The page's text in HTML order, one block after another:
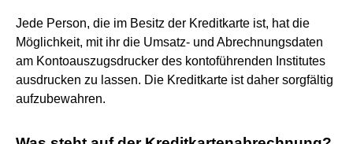
Jede Person, die im Besitz der Kreditkarte ist, hat die
Möglichkeit, mit ihr die Umsatz- und Abrechnungsdaten
am Kontoauszugsdrucker des kontoführenden Institutes
ausdrucken zu lassen. Die Kreditkarte ist daher sorgfältig
aufzubewahren.